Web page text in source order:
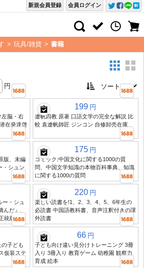
会員ログイン
新規会員登録
> 玩具/雑貨 > 書籍
円
左脳・右
在発達啓
199 円
遼帆四教 原著 口語文学の完全な解説 比
較 袁遼帆師匠 ジンコン 自修卸売在庫
版、未編
・シュン
175 円
コミック:中国文化に関する1000の質
問、中国文学知識の本物百科事典、知識
に関する1000の質問
ー・シュ
んだ』、
統版
220 円
楽しい読書を!1、2、3、4、5、6年生の
必読書 中国語教科書、音声注釈付きの課
外読書
子ども
仮装ステ
66 円
子ども向け違い見分けトレーニング 3冊
入り 3冊入り 教育ゲーム 幼稚園 観察力
育成 絵本